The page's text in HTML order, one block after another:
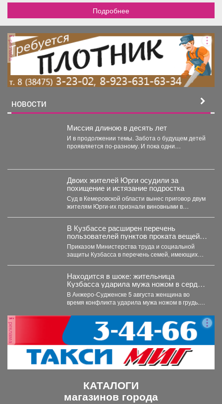
Подробнее
реклама
НОВОСТИ
Миссия длиною в десять лет
И в продолжении темы. Забота о будущем детей
проявляется по-разному. И пока одни
Двоих жителей Юрги осудили за
похищение и истязание подростка
Суд в Кемеровской области вынес приговор двум
жителям Юрги-их признали виновными в
В Кузбассе расширен перечень
пользователей пунктов проката вещей
для новорожденных
Приказом Министерства труда и социальной
защиты Кузбасса в перечень семей, имеющих
Находится в шоке: жительница
Кузбасса ударила мужа ножом в сердце
- подробности
В Анжеро-Судженске 5 августа женщина во
время конфликта ударила мужа ножом в грудь.
реклама
КАТАЛОГИ
магазинов города